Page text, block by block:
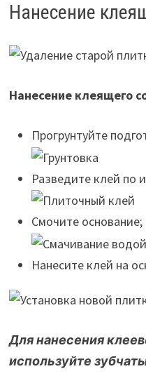
Нанесение
Нанесение клеящего
Прогрунтуйте
Разведите клей по
Смочите основание;
Нанесите клей на
Для нанесения
используйте